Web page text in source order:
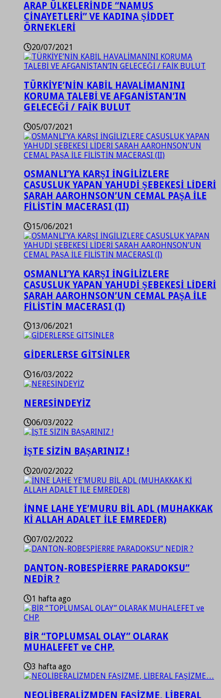
ARAP ÜLKELERİNDE “NAMUS
CİNAYETLERİ” VE KADINA ŞİDDET
ÖRNEKLERİ
20/07/2021
TÜRKİYE’NİN KABİL HAVALİMANINI
KORUMA TALEBİ VE AFGANİSTAN’IN
GELECEĞİ / FAİK BULUT
05/07/2021
OSMANLI’YA KARŞI İNGİLİZLERE
CASUSLUK YAPAN YAHUDİ ŞEBEKESİ LİDERİ
SARAH AAROHNSON’UN CEMAL PAŞA İLE
FİLİSTİN MACERASI (II)
15/06/2021
OSMANLI’YA KARŞI İNGİLİZLERE
CASUSLUK YAPAN YAHUDİ ŞEBEKESİ LİDERİ
SARAH AAROHNSON’UN CEMAL PAŞA İLE
FİLİSTİN MACERASI (I)
13/06/2021
GİDERLERSE GİTSİNLER
16/03/2022
NERESİNDEYİZ
06/03/2022
İŞTE SİZİN BAŞARINIZ !
20/02/2022
İNNE LAHE YE’MURU BİL ADL (MUHAKKAK
Kİ ALLAH ADALET İLE EMREDER)
07/02/2022
DANTON-ROBESPİERRE PARADOKSU”
NEDİR ?
1 hafta ago
BİR “TOPLUMSAL OLAY” OLARAK
MUHALEFET ve CHP.
3 hafta ago
NEOLİBERALİZMDEN FAŞİZME, LİBERAL